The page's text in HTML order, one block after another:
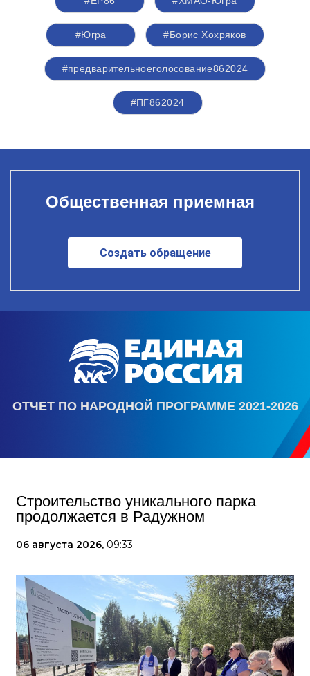
#Югра #Борис Хохряков
#предварительноеголосование862024
#ПГ862024
Общественная приемная
Создать обращение
ОТЧЕТ ПО НАРОДНОЙ ПРОГРАММЕ 2021-2026
Строительство уникального парка
продолжается в Радужном
06 августа 2026, 09:33